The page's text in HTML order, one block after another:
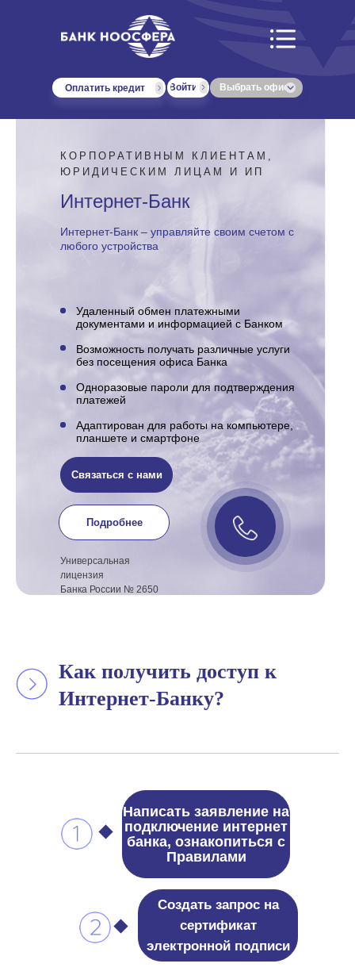
Войти Выбрать офис
Оплатить кредит
Интернет-Банк – управляйте своим счетом с
любого устройства
КОРПОРАТИВНЫМ КЛИЕНТАМ,
ЮРИДИЧЕСКИМ ЛИЦАМ И ИП
Универсальная
лицензия
Банка России № 2650
Связаться с нами
Подробнее
Интернет-Банк
Удаленный обмен платежными
документами и информацией с Банком
Возможность получать различные услуги
без посещения офиса Банка
Одноразовые пароли для подтверждения
платежей
Адаптирован для работы на компьютере,
планшете и смартфоне
Как получить доступ к
Интернет-Банку?
Написать заявление на
подключение интернет
банка, ознакопиться с
Правилами
Создать запрос на
сертификат
электронной подписи